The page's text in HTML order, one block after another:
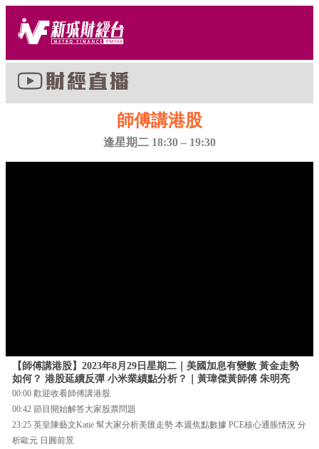
師傅講港股
逢星期二 18:30 – 19:30
【師傅講港股】2023年8月29日星期二｜美國加息有變數 黃金走勢
如何？ 港股延續反彈 小米業績點分析？｜黃瑋傑黃師傅 朱明亮
00:00 歡迎收看師傅講港股
00:42 節目開始解答大家股票問題
23:25 英皇陳藝文Katie 幫大家分析美匯走勢 本週焦點數據 PCE核心通脹情況 分
析歐元 日圓前景